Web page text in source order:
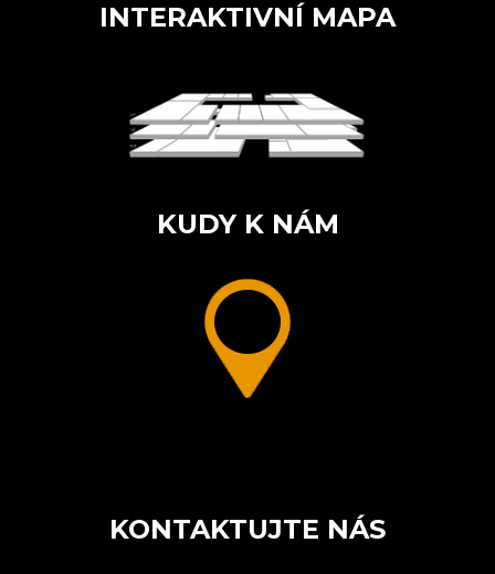
INTERAKTIVNÍ MAPA
KUDY K NÁM
KONTAKTUJTE NÁS